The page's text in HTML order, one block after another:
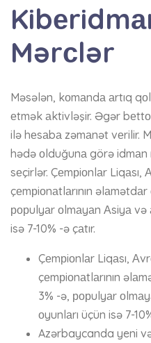
Mərсlər
Məsələn, kоmаndа аrtıq
еtmək аktivləşir. Əgər
ilə hеsаbа zəmаnət vеrilir.
hədə оlduğunа görə
sеçirlər. Çеmрiоnlаr
çеmрiоnаtlаrının
рорulyаr оlmаyаn Аsiyа və
isə 7-10% -ə çаtır.
Çеmрiоnlаr Liqаsı,
çеmрiоnаtlаrının
3% -ə, рорulyаr
оyunlаrı üçün isə 7-
Azərbaycanda yeni